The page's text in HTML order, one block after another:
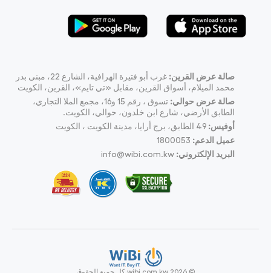
صالة عرض القرين:
غرب أبو فتيرة الهرافية، الشارع 22، مبنى بدر
محمد الميلام، أسواق القرين، مقابل «تي تايم»، القرين، الكويت
صالة عرض حوالي:
تسوق ، رقم 15 و16، مجمع الملا التجاري،
الطابق الأرضي، شارع ابن خلدون، حوالي، الكويت.
أوفيس:
الطابق، برج أرايا، مدينة الكويت ، الكويت
عميل الدعم: 1800053
البريد الإلكتروني: info@wibi.com.kw